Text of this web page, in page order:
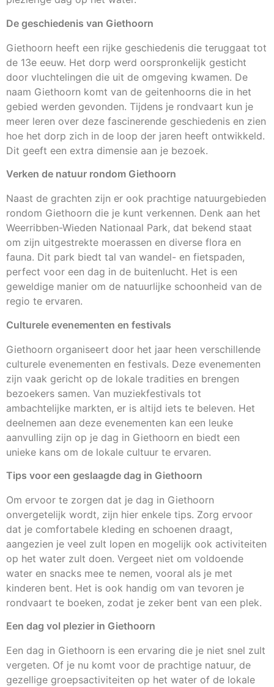
De geschiedenis van Giethoorn
Giethoorn heeft een rijke geschiedenis die teruggaat tot
de 13e eeuw. Het dorp werd oorspronkelijk gesticht
door vluchtelingen die uit de omgeving kwamen. De
naam Giethoorn komt van de geitenhoorns die in het
gebied werden gevonden. Tijdens je rondvaart kun je
meer leren over deze fascinerende geschiedenis en zien
hoe het dorp zich in de loop der jaren heeft ontwikkeld.
Dit geeft een extra dimensie aan je bezoek.
Verken de natuur rondom Giethoorn
Naast de grachten zijn er ook prachtige natuurgebieden
rondom Giethoorn die je kunt verkennen. Denk aan het
Weerribben-Wieden Nationaal Park, dat bekend staat
om zijn uitgestrekte moerassen en diverse flora en
fauna. Dit park biedt tal van wandel- en fietspaden,
perfect voor een dag in de buitenlucht. Het is een
geweldige manier om de natuurlijke schoonheid van de
regio te ervaren.
Culturele evenementen en festivals
Giethoorn organiseert door het jaar heen verschillende
culturele evenementen en festivals. Deze evenementen
zijn vaak gericht op de lokale tradities en brengen
bezoekers samen. Van muziekfestivals tot
ambachtelijke markten, er is altijd iets te beleven. Het
deelnemen aan deze evenementen kan een leuke
aanvulling zijn op je dag in Giethoorn en biedt een
unieke kans om de lokale cultuur te ervaren.
Tips voor een geslaagde dag in Giethoorn
Om ervoor te zorgen dat je dag in Giethoorn
onvergetelijk wordt, zijn hier enkele tips. Zorg ervoor
dat je comfortabele kleding en schoenen draagt,
aangezien je veel zult lopen en mogelijk ook activiteiten
op het water zult doen. Vergeet niet om voldoende
water en snacks mee te nemen, vooral als je met
kinderen bent. Het is ook handig om van tevoren je
rondvaart te boeken, zodat je zeker bent van een plek.
Een dag vol plezier in Giethoorn
Een dag in Giethoorn is een ervaring die je niet snel zult
vergeten. Of je nu komt voor de prachtige natuur, de
gezellige groepsactiviteiten op het water of de lokale